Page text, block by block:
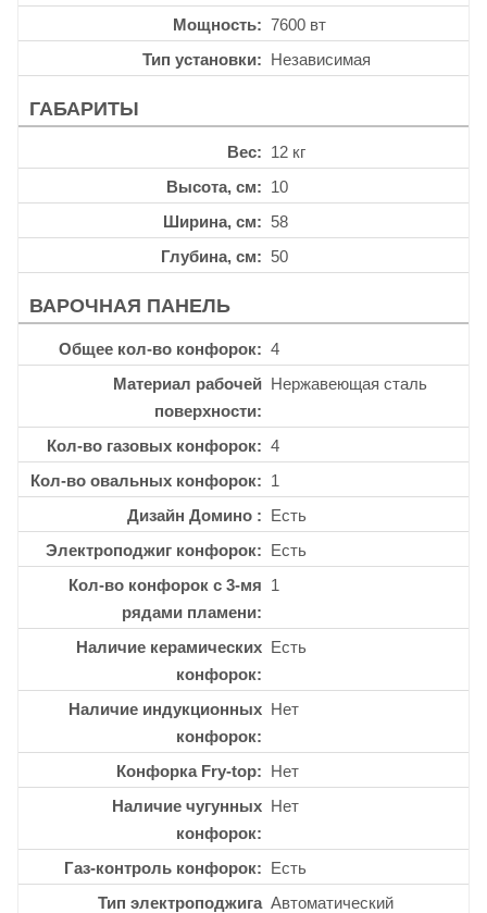
Мощность
7600 вт
Тип установки
Независимая
ГАБАРИТЫ
Вес
12 кг
Высота, см
10
Ширина, см
58
Глубина, см
50
ВАРОЧНАЯ ПАНЕЛЬ
Общее кол-во конфорок
4
Материал рабочей
поверхности
Нержавеющая сталь
Кол-во газовых конфорок
4
Кол-во овальных конфорок
1
Дизайн Домино
Есть
Электроподжиг конфорок
Есть
Кол-во конфорок с 3-мя
рядами пламени
1
Наличие керамических
конфорок
Есть
Наличие индукционных
конфорок
Нет
Конфорка Fry-top
Нет
Наличие чугунных
конфорок
Нет
Газ-контроль конфорок
Есть
Тип электроподжига Автоматический